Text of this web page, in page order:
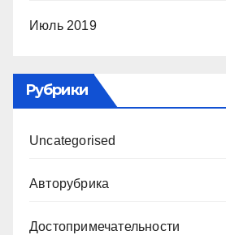
Июль 2019
Рубрики
Uncategorised
Авторубрика
Достопримечательности